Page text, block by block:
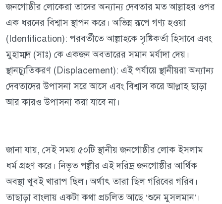
জনগোষ্ঠীর লোকেরা তাদের অন্যান্য দেবতার মত আল্লাহর ওপর
এক ধরনের বিশ্বাস স্থাপন করে। অভিন্ন রূপে গণ্য হওয়া
(Identification): পরবর্তীতে আল্লাহকে সৃষ্টিকর্তা হিসাবে এবং
মুহাম্মদ (সাঃ) কে একজন অবতারের সমান মর্যাদা দেয়।
স্থানচ্যুতিকরণ (Displacement): এই পর্যায়ে স্থানীয়রা অন্যান্য
দেবতাদের উপাসনা সরে আসে এবং বিশ্বাস করে আল্লাহ ছাড়া
আর কারও উপাসনা করা যাবে না।
জানা যায়, সেই সময় ৫০টি স্থানীয় জনগোষ্ঠীর লোক ইসলাম
ধর্ম গ্রহণ করে। নিভৃত পল্লীর এই দরিদ্র জনগোষ্ঠীর আর্থিক
অবস্থা খুবই খারাপ ছিল। অর্থাৎ তারা ছিল গরিবের গরিব।
তাছাড়া বাংলায় একটা কথা প্রচলিত আছে ‘শুনে মুসলমান’।